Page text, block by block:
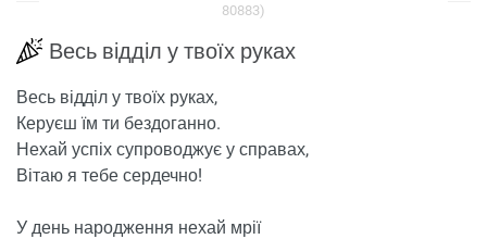
80883)
Весь відділ у твоїх руках
Весь відділ у твоїх руках,
Керуєш їм ти бездоганно.
Нехай успіх супроводжує у справах,
Вітаю я тебе сердечно!
У день народження нехай мрії